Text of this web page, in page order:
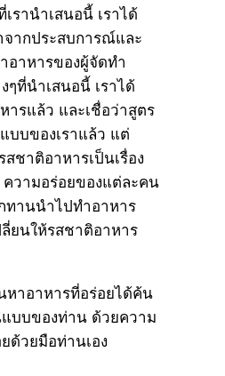
รานำเสนอนี้ เราได้
ากประสบการณ์และ
อาหารของผู้จัดทำ
ๆที่นำเสนอนี้ เราได้
ารแล้ว และเชื่อว่าสูตร
บบของเราแล้ว แต่
ชาติอาหารเป็นเรื่อง
วามอร่อยของแต่ละคน
ทานนำไปทำอาหาร
ยนให้รสชาติอาหาร
าอาหารที่อร่อยได้ค้น
บบของท่าน ด้วยความ
ด้วยมือท่านเอง